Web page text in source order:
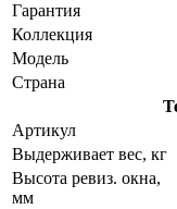
Гарантия
Коллекция
Модель
Страна
Артикул
Выдерживает вес, кг
Высота ревиз. окна,
мм